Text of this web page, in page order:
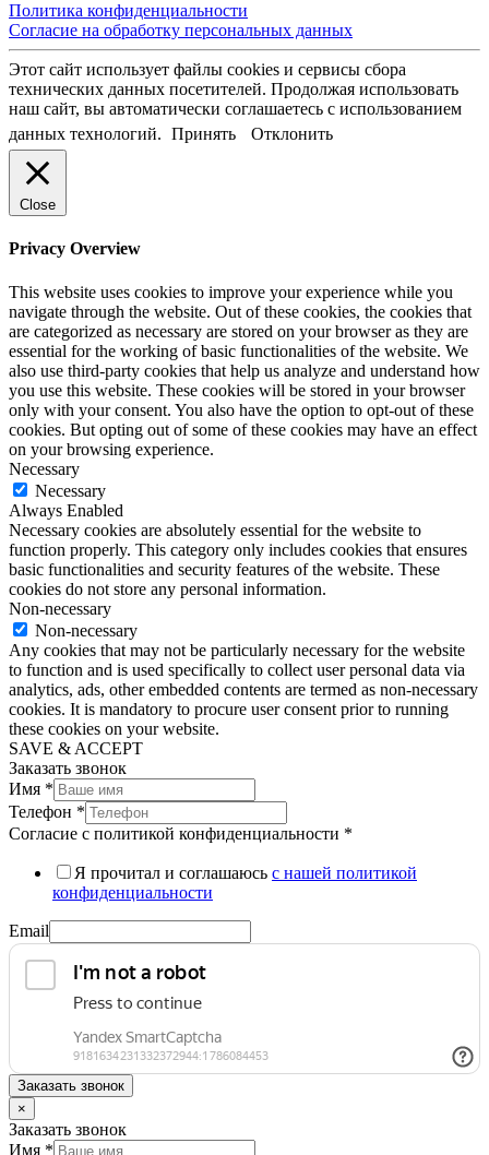
Политика конфиденциальности
Согласие на обработку персональных данных
Этот сайт использует файлы cookies и сервисы сбора
технических данных посетителей. Продолжая использовать
наш сайт, вы автоматически соглашаетесь с использованием
данных технологий. Принять Отклонить
Close
Privacy Overview
This website uses cookies to improve your experience while you
navigate through the website. Out of these cookies, the cookies that
are categorized as necessary are stored on your browser as they are
essential for the working of basic functionalities of the website. We
also use third-party cookies that help us analyze and understand how
you use this website. These cookies will be stored in your browser
only with your consent. You also have the option to opt-out of these
cookies. But opting out of some of these cookies may have an effect
on your browsing experience.
Necessary
Necessary
Always Enabled
Necessary cookies are absolutely essential for the website to
function properly. This category only includes cookies that ensures
basic functionalities and security features of the website. These
cookies do not store any personal information.
Non-necessary
Non-necessary
Any cookies that may not be particularly necessary for the website
to function and is used specifically to collect user personal data via
analytics, ads, other embedded contents are termed as non-necessary
cookies. It is mandatory to procure user consent prior to running
these cookies on your website.
SAVE & ACCEPT
Заказать звонок
Имя *
Телефон *
Согласие с политикой конфиденциальности *
Я прочитал и соглашаюсь с нашей политикой
конфиденциальности
Email
Заказать звонок
×
Заказать звонок
Имя *